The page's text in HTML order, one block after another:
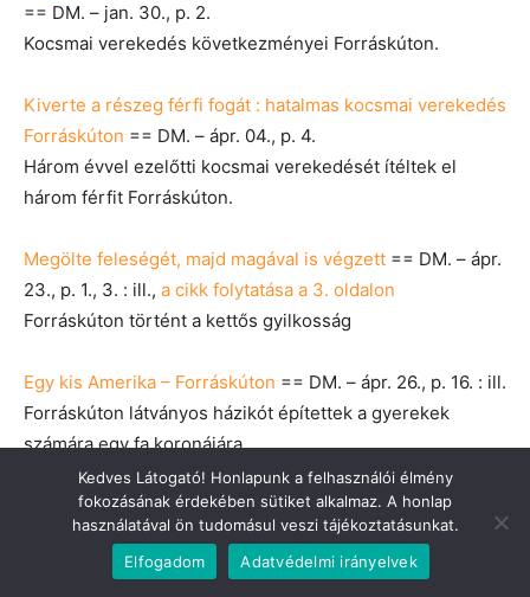
== DM. – jan. 30., p. 2.
Kocsmai verekedés következményei Forráskúton.
Kiverte a részeg férfi fogát : hatalmas kocsmai verekedés
Forráskúton == DM. – ápr. 04., p. 4.
Három évvel ezelőtti kocsmai verekedését ítéltek el
három férfit Forráskúton.
Megölte feleségét, majd magával is végzett == DM. – ápr.
23., p. 1., 3. : ill., a cikk folytatása a 3. oldalon
Forráskúton történt a kettős gyilkosság
Egy kis Amerika – Forráskúton == DM. – ápr. 26., p. 16. : ill.
Forráskúton látványos házikót építettek a gyerekek
számára egy fa koronájára.
A jó sajtban sok a munka / Timár Krisztina== DM. – jún.
04., p. 2. : ill.
A forráskúti Borbola Jánosné hagyományos családi
Kedves Látogató! Honlapunk a felhasználói élmény
fokozásának érdekében sütiket alkalmaz. A honlap
használatával ön tudomásul veszi tájékoztatásunkat.
Elfogadom
Adatvédelmi irányelvek